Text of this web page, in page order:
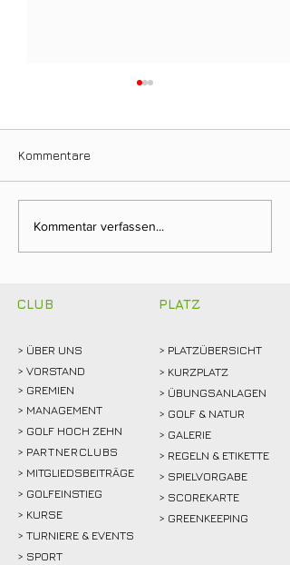
Clubmeisterschaften
2026: Abschlagen,
Kommentare
Kommentar verfassen...
CLUB
> ÜBER UNS
> VORSTAND
> GREMIEN
> MANAGEMENT
> GOLF HOCH ZEHN
> PARTNERCLUBS
> MITGLIEDSBEITRÄGE
> GOLFEINSTIEG
> KURSE
> TURNIERE & EVENTS
> SPORT
PLATZ
> PLATZÜBERSICHT
> KURZPLATZ
> ÜBUNGSANLAGEN
> GOLF & NATUR
> GALERIE
> REGELN & ETIKETTE
> SPIELVORGABE
> SCOREKARTE
> GREENKEEPING